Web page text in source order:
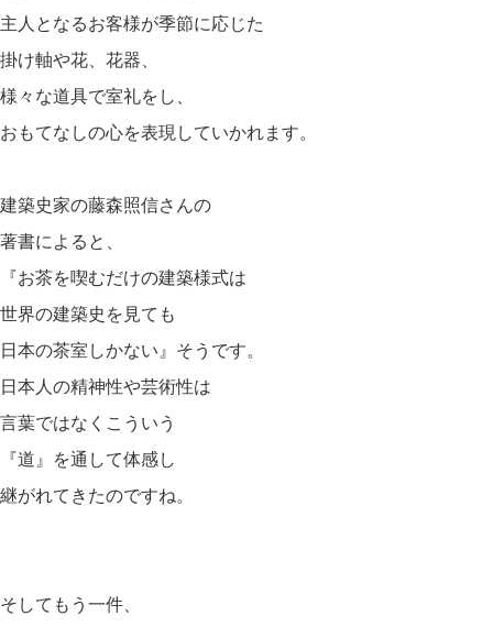
主人となるお客様が季節に応じた
掛け軸や花、花器、
様々な道具で室礼をし、
おもてなしの心を表現していかれます。
建築史家の藤森照信さんの
著書によると、
『お茶を喫むだけの建築様式は
世界の建築史を見ても
日本の茶室しかない』そうです。
日本人の精神性や芸術性は
言葉ではなくこういう
『道』を通して体感し
継がれてきたのですね。
そしてもう一件、